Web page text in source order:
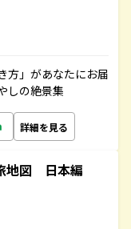
方」があなたにお届
しの絶景集
詳細を見る
地図 日本編